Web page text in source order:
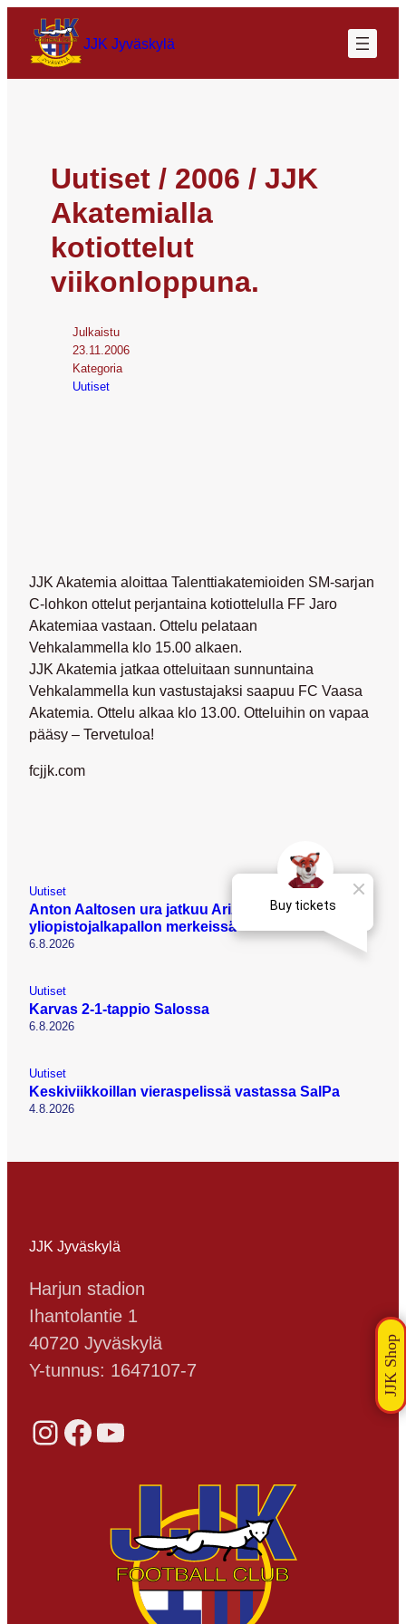
JJK Jyväskylä
Uutiset / 2006 / JJK
Akatemialla
kotiottelut
viikonloppuna.
Julkaistu
23.11.2006
Kategoria
Uutiset
JJK Akatemia aloittaa Talenttiakatemioiden SM-sarjan
C-lohkon ottelut perjantaina kotiottelulla FF Jaro
Akatemiaa vastaan. Ottelu pelataan
Vehkalammella klo 15.00 alkaen.
JJK Akatemia jatkaa otteluitaan sunnuntaina
Vehkalammella kun vastustajaksi saapuu FC Vaasa
Akatemia. Ottelu alkaa klo 13.00. Otteluihin on vapaa
pääsy – Tervetuloa!
fcjjk.com
Uutiset
Anton Aaltosen ura jatkuu Arizonassa
yliopistojalkapallon merkeissä
6.8.2026
Uutiset
Karvas 2-1-tappio Salossa
6.8.2026
Uutiset
Keskiviikkoillan vieraspelissä vastassa SalPa
4.8.2026
JJK Jyväskylä
Harjun stadion
Ihantolantie 1
40720 Jyväskylä
Y-tunnus: 1647107-7
Instagram Facebook YouTube